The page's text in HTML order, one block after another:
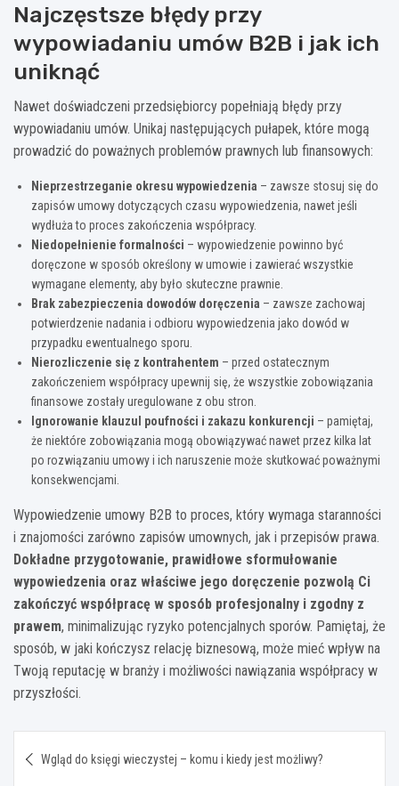
Najczęstsze błędy przy
wypowiadaniu umów B2B i jak ich
uniknąć
Nawet doświadczeni przedsiębiorcy popełniają błędy przy
wypowiadaniu umów. Unikaj następujących pułapek, które mogą
prowadzić do poważnych problemów prawnych lub finansowych:
Nieprzestrzeganie okresu wypowiedzenia – zawsze stosuj się do
zapisów umowy dotyczących czasu wypowiedzenia, nawet jeśli
wydłuża to proces zakończenia współpracy.
Niedopełnienie formalności – wypowiedzenie powinno być
doręczone w sposób określony w umowie i zawierać wszystkie
wymagane elementy, aby było skuteczne prawnie.
Brak zabezpieczenia dowodów doręczenia – zawsze zachowaj
potwierdzenie nadania i odbioru wypowiedzenia jako dowód w
przypadku ewentualnego sporu.
Nierozliczenie się z kontrahentem – przed ostatecznym
zakończeniem współpracy upewnij się, że wszystkie zobowiązania
finansowe zostały uregulowane z obu stron.
Ignorowanie klauzul poufności i zakazu konkurencji – pamiętaj,
że niektóre zobowiązania mogą obowiązywać nawet przez kilka lat
po rozwiązaniu umowy i ich naruszenie może skutkować poważnymi
konsekwencjami.
Wypowiedzenie umowy B2B to proces, który wymaga staranności
i znajomości zarówno zapisów umownych, jak i przepisów prawa.
Dokładne przygotowanie, prawidłowe sformułowanie
wypowiedzenia oraz właściwe jego doręczenie pozwolą Ci
zakończyć współpracę w sposób profesjonalny i zgodny z
prawem, minimalizując ryzyko potencjalnych sporów. Pamiętaj, że
sposób, w jaki kończysz relację biznesową, może mieć wpływ na
Twoją reputację w branży i możliwości nawiązania współpracy w
przyszłości.
wpisu
Wgląd do księgi wieczystej – komu i kiedy jest możliwy?